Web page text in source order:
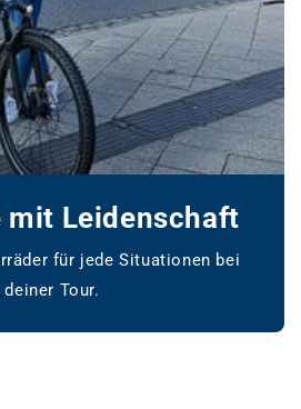
mit Leidenschaft
für jede Situationen bei
deiner Tour.